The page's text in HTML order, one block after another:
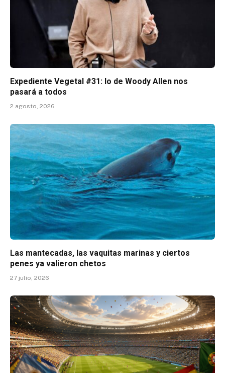
Expediente Vegetal #31: lo de Woody Allen nos
pasará a todos
2 agosto, 2026
Las mantecadas, las vaquitas marinas y ciertos
penes ya valieron chetos
27 julio, 2026